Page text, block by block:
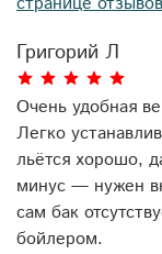
Григорий Л
Очень удобная
Легко
льётся хорошо,
минус — нужен
сам бак
бойлером.